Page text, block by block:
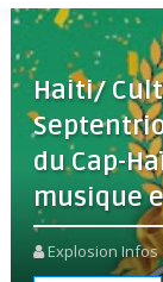
Haiti/
du Cap-
musique
Explosion Infos